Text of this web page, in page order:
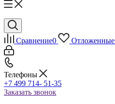
Сравнение0 Отложенные
Телефоны
+7 499 714- 51-35
Заказать звонок